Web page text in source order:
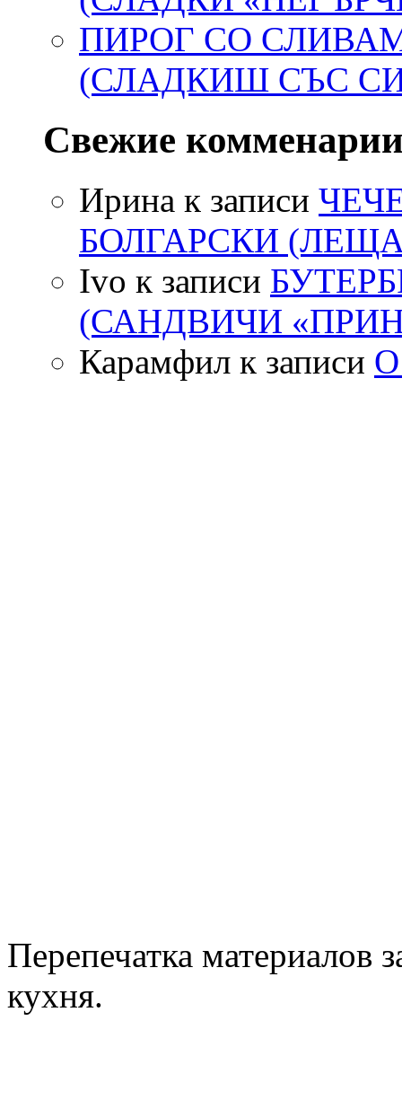
ПИРОГ СО
(СЛАДКИШ СЪС
Свежие
Ирина к записи
БОЛГАРСКИ
Ivo к записи
(САНДВИЧИ
Карамфил к записи
Перепечатка материалов
кухня.